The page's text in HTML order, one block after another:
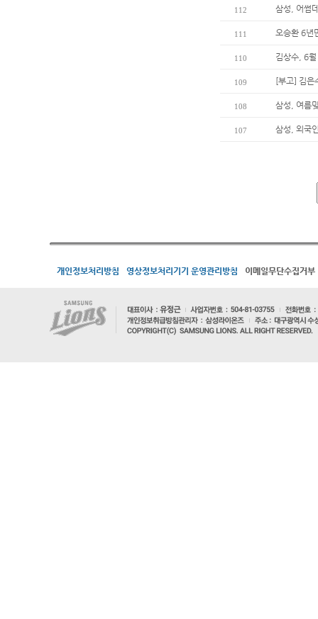
112 삼성, 어썸
111 오승환 6년
110 김상수, 6
109 [부고] 김은
108 삼성, 여름
107 삼성, 외국
개인정보처리방침 영상정보처리기기 운영관리방침 이메일무단수집거부